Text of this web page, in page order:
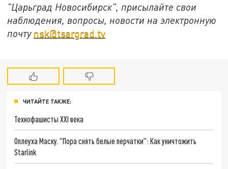
"Царьград Новосибирск", присылайте свои
наблюдения, вопросы, новости на электронную
почту nsk@tsargrad.tv
ЧИТАЙТЕ ТАКЖЕ:
Технофашисты XXI века
Оплеуха Маску. "Пора снять белые перчатки": Как уничтожить
Starlink